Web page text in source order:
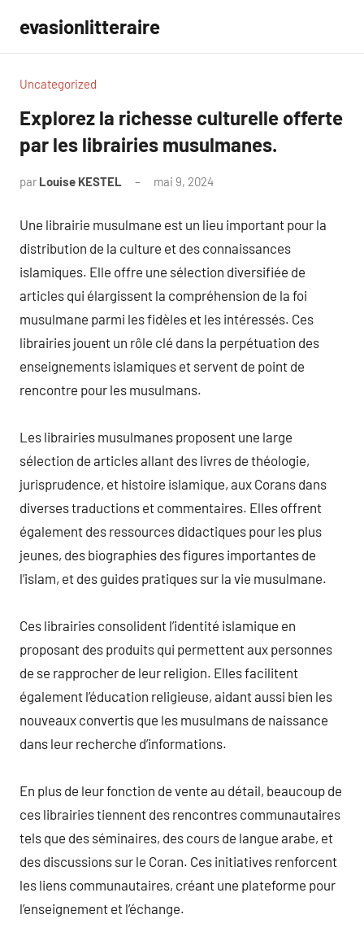
contenu
evasionlitteraire
Uncategorized
Explorez la richesse culturelle offerte
par les librairies musulmanes.
par Louise KESTEL mai 9, 2024
Une librairie musulmane est un lieu important pour la
distribution de la culture et des connaissances
islamiques. Elle offre une sélection diversifiée de
articles qui élargissent la compréhension de la foi
musulmane parmi les fidèles et les intéressés. Ces
librairies jouent un rôle clé dans la perpétuation des
enseignements islamiques et servent de point de
rencontre pour les musulmans.
Les librairies musulmanes proposent une large
sélection de articles allant des livres de théologie,
jurisprudence, et histoire islamique, aux Corans dans
diverses traductions et commentaires. Elles offrent
également des ressources didactiques pour les plus
jeunes, des biographies des figures importantes de
l’islam, et des guides pratiques sur la vie musulmane.
Ces librairies consolident l’identité islamique en
proposant des produits qui permettent aux personnes
de se rapprocher de leur religion. Elles facilitent
également l’éducation religieuse, aidant aussi bien les
nouveaux convertis que les musulmans de naissance
dans leur recherche d’informations.
En plus de leur fonction de vente au détail, beaucoup de
ces librairies tiennent des rencontres communautaires
tels que des séminaires, des cours de langue arabe, et
des discussions sur le Coran. Ces initiatives renforcent
les liens communautaires, créant une plateforme pour
l’enseignement et l’échange.